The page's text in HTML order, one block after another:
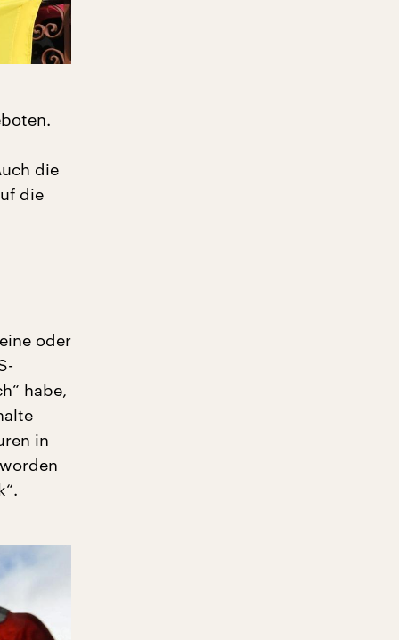
die
die
oder
habe,
in